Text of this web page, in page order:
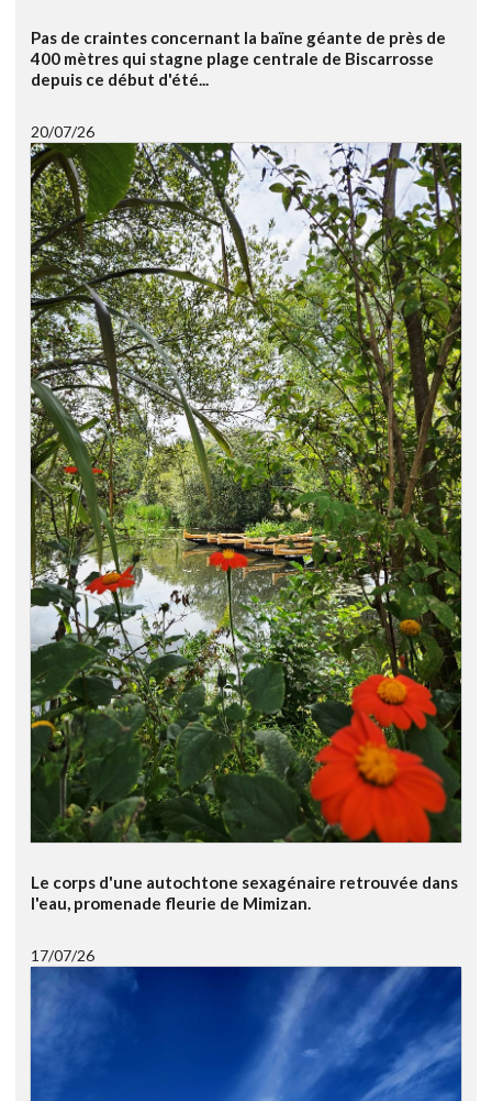
Pas de craintes concernant la baïne géante de près de
400 mètres qui stagne plage centrale de Biscarrosse
depuis ce début d'été...
20/07/26
Le corps d'une autochtone sexagénaire retrouvée dans
l'eau, promenade fleurie de Mimizan.
17/07/26